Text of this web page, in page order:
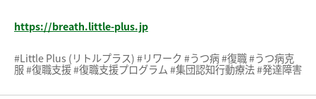
https://breath.little-plus.jp
#Little Plus (リトルプラス) #リワーク #うつ病 #復職 #うつ病克
服 #復職支援 #復職支援プログラム #集団認知行動療法 #発達障害